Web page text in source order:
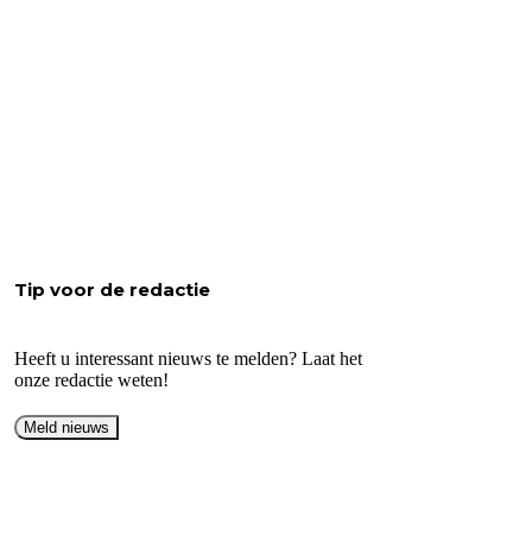
Tip voor de redactie
Heeft u interessant nieuws te melden? Laat het
onze redactie weten!